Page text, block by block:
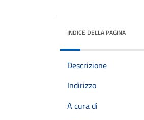
INDICE DELLA PAGINA
Descrizione
Indirizzo
A cura di